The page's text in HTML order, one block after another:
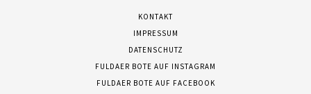
KONTAKT
IMPRESSUM
DATENSCHUTZ
FULDAER BOTE AUF INSTAGRAM
FULDAER BOTE AUF FACEBOOK